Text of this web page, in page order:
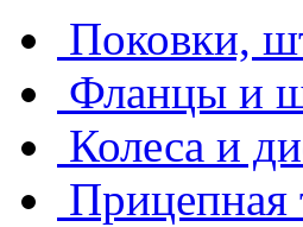
Поковки,
Фланцы и
Колеса и
Прицепная